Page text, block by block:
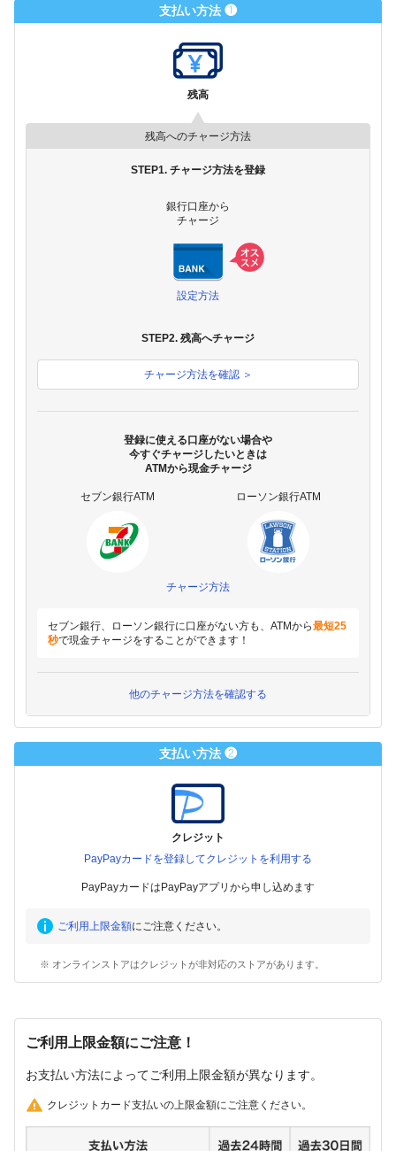
支払い方法 ❶
残高
残高へのチャージ方法
STEP1. チャージ方法を登録
銀行口座から
チャージ
設定方法
STEP2. 残高へチャージ
チャージ方法を確認 ＞
登録に使える口座がない場合や
今すぐチャージしたいときは
ATMから現金チャージ
セブン銀行ATM ローソン銀行ATM
チャージ方法
セブン銀行、ローソン銀行に口座がない方も、ATMから最短25
秒で現金チャージをすることができます！
他のチャージ方法を確認する
支払い方法 ❷
クレジット
PayPayカードを登録してクレジットを利用する
PayPayカードはPayPayアプリから申し込めます
ご利用上限金額にご注意ください。
※ オンラインストアはクレジットが非対応のストアがあります。
ご利用上限金額にご注意！
お支払い方法によってご利用上限金額が異なります。
クレジットカード支払いの上限金額にご注意ください。